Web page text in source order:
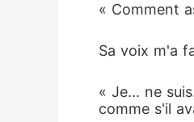
« Comment
Sa voix m'a
« Je... ne
comme s'il